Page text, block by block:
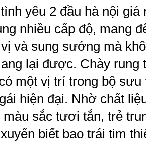
yêu 2 đầu hà nội
nhiều cấp độ, mang
và sung sướng mà
lại được. Chày rung
một vị trí trong bộ
hiện đại. Nhờ chất
màu sắc tươi tắn, trẻ
biết bao trái tim